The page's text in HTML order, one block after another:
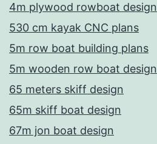
4m plywood rowboat design
530 cm kayak CNC plans
5m row boat building plans
5m wooden row boat design
65 meters skiff design
65m skiff boat design
67m jon boat design